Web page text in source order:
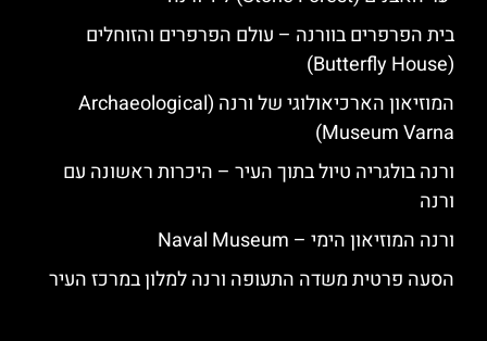
בית הפרפרים בוורנה – עולם הפרפרים והזוחלים
(Butterfly House)
המוזיאון הארכיאולוגי של ורנה (Archaeological
Museum Varna)
ורנה בולגריה טיול בתוך העיר – היכרות ראשונה עם
ורנה
ורנה המוזיאון הימי – Naval Museum
הסעה פרטית משדה התעופה ורנה למלון במרכז העיר